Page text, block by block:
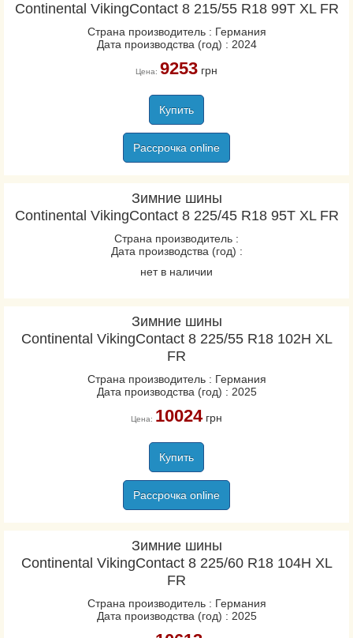
Continental VikingContact 8 215/55 R18 99T XL FR
Страна производитель : Германия
Дата производства (год) : 2024
Цена: 9253грн
Купить
Рассрочка online
Зимние шины
Continental VikingContact 8 225/45 R18 95T XL FR
Страна производитель :
Дата производства (год) :
нет в наличии
Зимние шины
Continental VikingContact 8 225/55 R18 102H XL
FR
Страна производитель : Германия
Дата производства (год) : 2025
Цена: 10024грн
Купить
Рассрочка online
Зимние шины
Continental VikingContact 8 225/60 R18 104H XL
FR
Страна производитель : Германия
Дата производства (год) : 2025